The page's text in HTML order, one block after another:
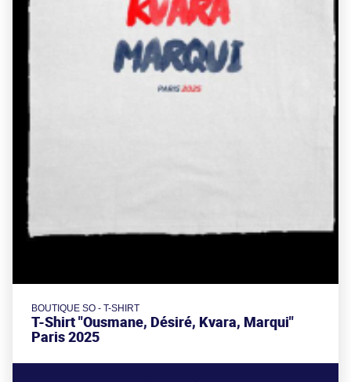
BOUTIQUE SO - T-SHIRT
T-Shirt "Ousmane, Désiré, Kvara, Marqui"
Paris 2025